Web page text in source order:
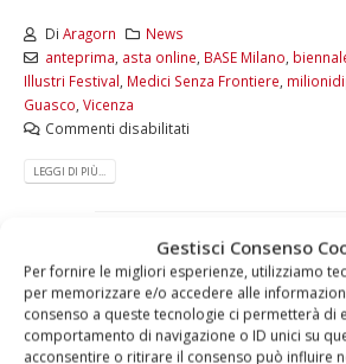
Gestisci Consenso
Per fornire le migliori esperienze, utilizziamo
per memorizzare e/o accedere alle
consenso a queste tecnologie ci permetterà di
comportamento di navigazione o ID unici su
acconsentire o ritirare il consenso può influire
Di Aragorn
News
anteprima asta online BASE Milano
Illustri Festival Medici Senza Frontiere
Guasco Vicenza
Commenti disabilitati
LEGGI DI PIÙ...